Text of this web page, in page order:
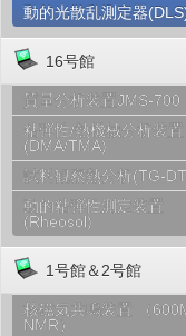
動的光散乱測定器
16号館
質量分析装置JMS-700
粘弾性/熱機械分析装置
(DMA/TMA)
試料観察熱分析(TG-
動的粘弾性測定装置
(Rheosol)
1号館＆2号館
核磁気共鳴装置 （
NMR）